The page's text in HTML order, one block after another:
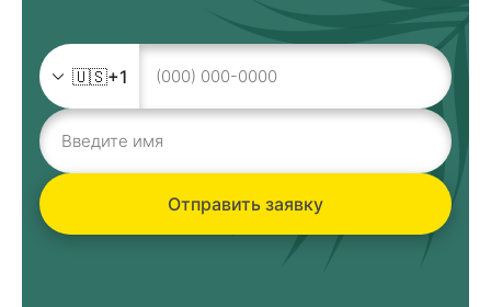
🇺🇸+1
Отправить заявку